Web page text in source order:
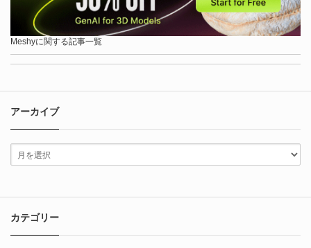
Meshyに関する記事一覧
アーカイブ
カテゴリー